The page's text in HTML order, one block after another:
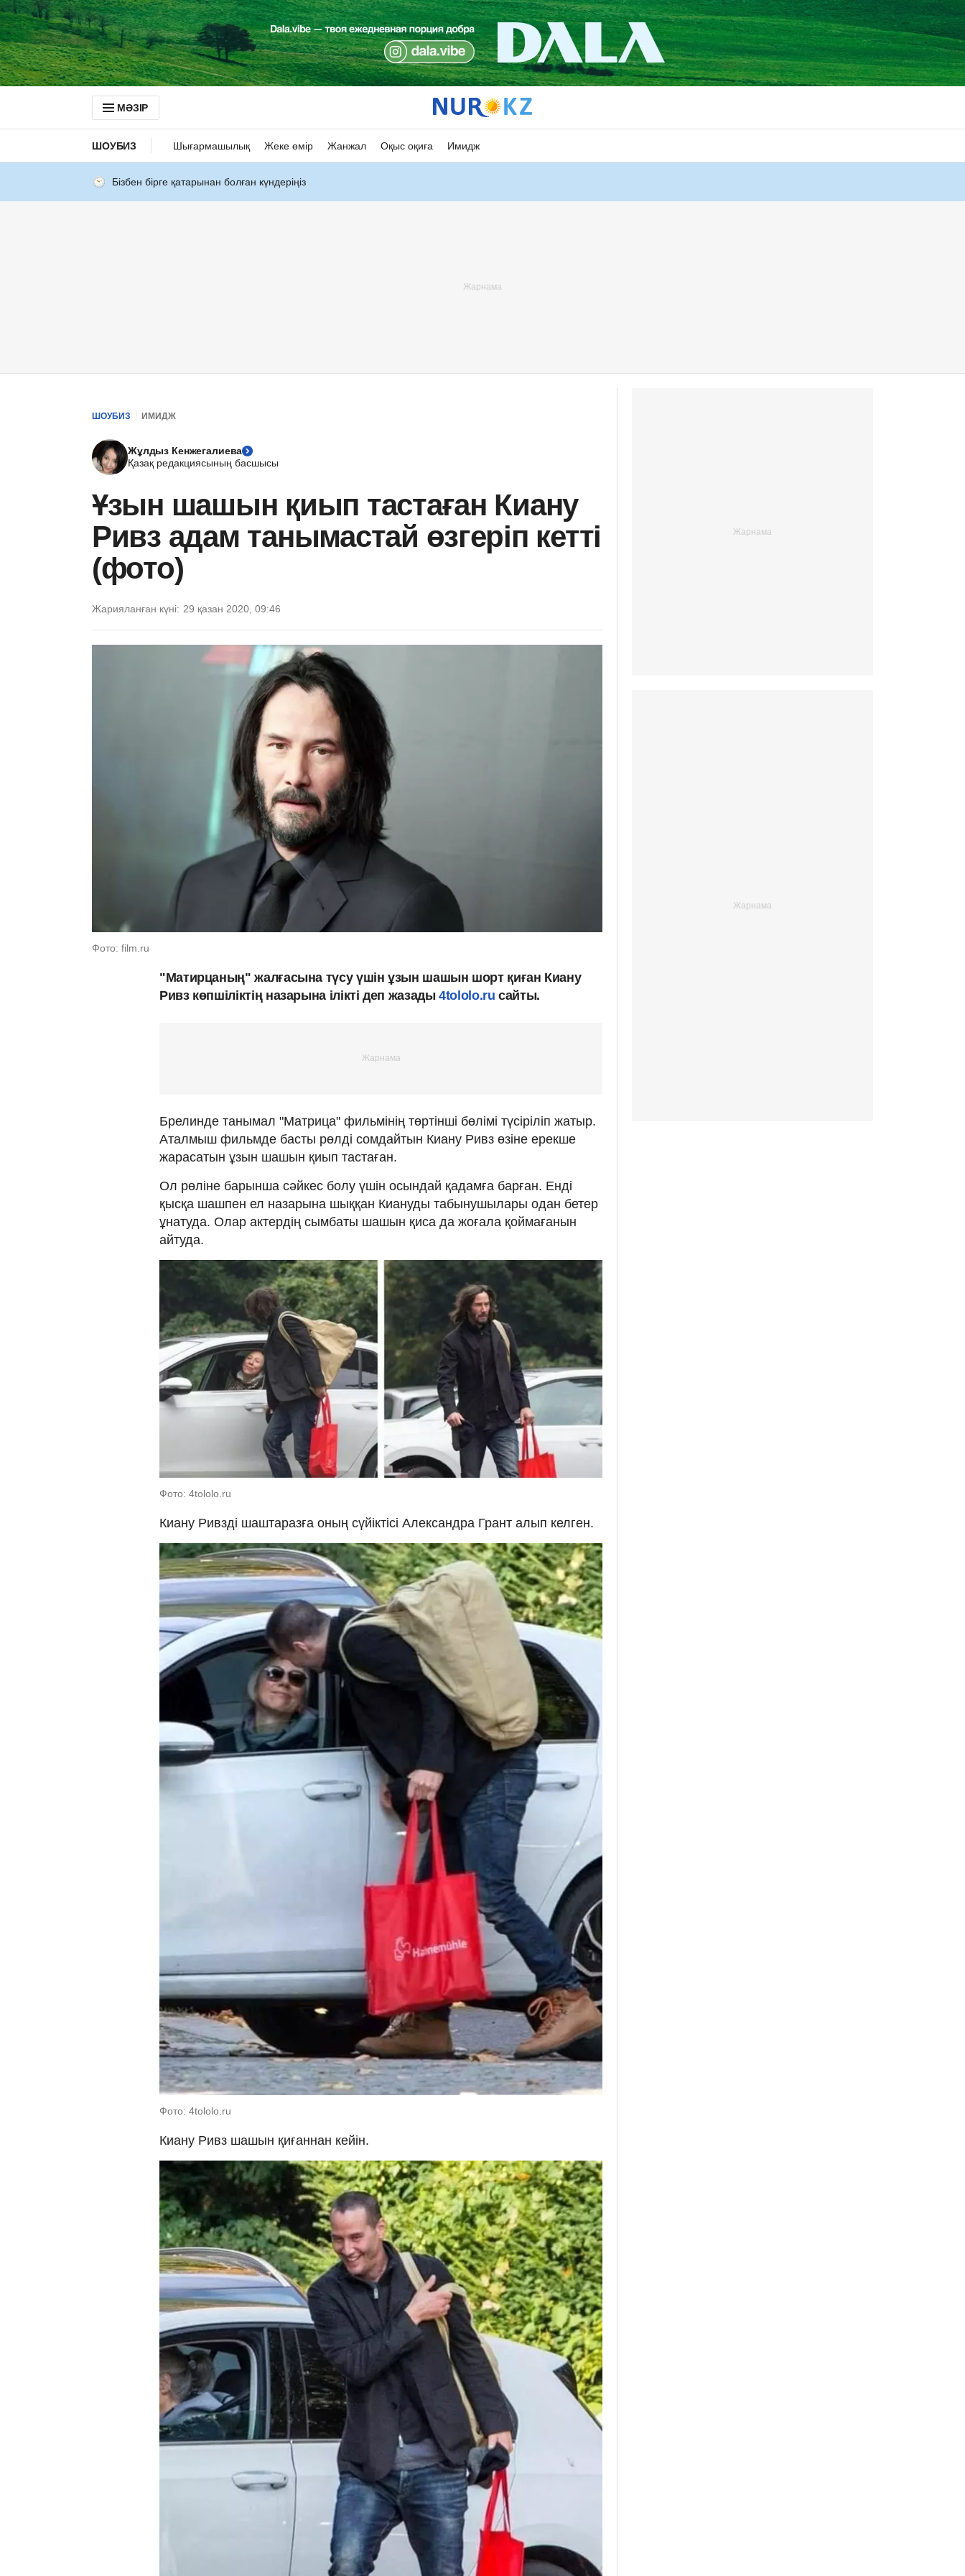
МӘЗІР
ШОУБИЗ Шығармашылық Жеке өмір Жанжал Оқыс оқиға Имидж
Бізбен бірге қатарынан болған күндеріңіз
ШОУБИЗ ИМИДЖ
Жұлдыз Кенжегалиева
Қазақ редакциясының басшысы
Ұзын шашын қиып тастаған Киану
Ривз адам танымастай өзгеріп кетті
(фото)
Жарияланған күні: 29 қазан 2020, 09:46
Фото: film.ru
"Матирцаның" жалғасына түсу үшін ұзын шашын шорт қиған Киану
Ривз көпшіліктің назарына ілікті деп жазады4tololo.ruсайты.
Брелинде танымал "Матрица" фильмінің төртінші бөлімі түсіріліп жатыр.
Аталмыш фильмде басты рөлді сомдайтын Киану Ривз өзіне ерекше
жарасатын ұзын шашын қиып тастаған.
Ол рөліне барынша сәйкес болу үшін осындай қадамға барған. Енді
қысқа шашпен ел назарына шыққан Киануды табынушылары одан бетер
ұнатуда. Олар актердің сымбаты шашын қиса да жоғала қоймағанын
айтуда.
Фото: 4tololo.ru
Киану Ривзді шаштаразға оның сүйіктісі Александра Грант алып келген.
Фото: 4tololo.ru
Киану Ривз шашын қиғаннан кейін.